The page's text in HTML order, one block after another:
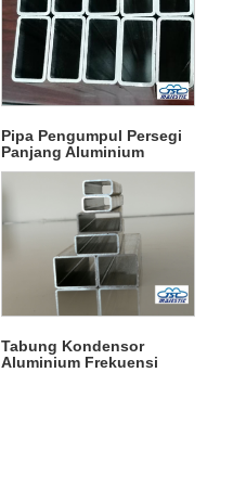
Pipa Pengumpul Persegi
Panjang Aluminium
Tabung Kondensor
Aluminium Frekuensi